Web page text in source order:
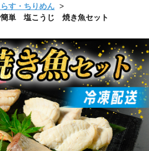
す・ちりめん
簡単 塩こうじ 焼き魚セット